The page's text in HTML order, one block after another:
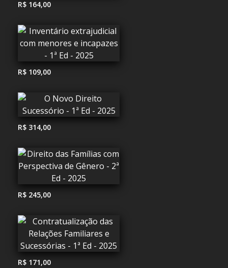
R$ 164,00
R$ 109,00
R$ 314,00
R$ 245,00
R$ 171,00